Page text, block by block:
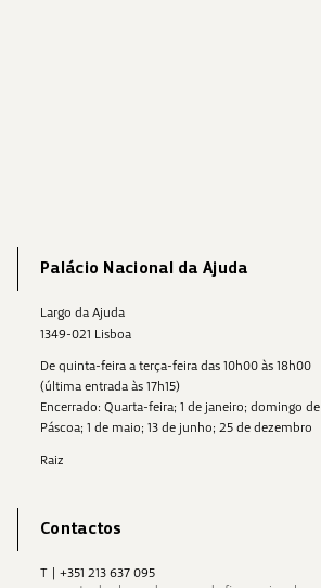
Palácio Nacional da Ajuda
Largo da Ajuda
1349-021 Lisboa
De quinta-feira a terça-feira das 10h00 às 18h00
(última entrada às 17h15)
Encerrado: Quarta-feira; 1 de janeiro; domingo de
Páscoa; 1 de maio; 13 de junho; 25 de dezembro
Raiz
Contactos
T
+351 213 637 095